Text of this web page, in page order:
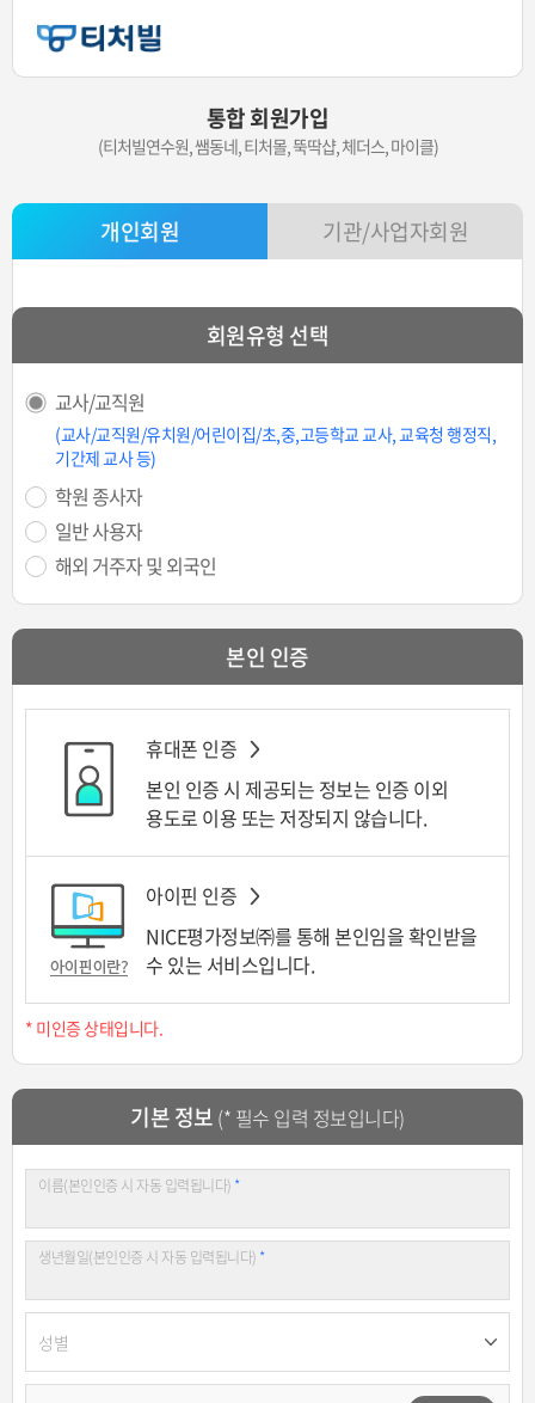
통합 회원가입
(티처빌연수원, 쌤동네, 티처몰, 뚝딱샵, 체더스, 마이클)
개인회원 기관/사업자회원
회원유형 선택
교사/교직원
(교사/교직원/유치원/어린이집/초,중,고등학교 교사, 교육청 행정직,
기간제 교사 등)
학원 종사자
일반 사용자
해외 거주자 및 외국인
본인 인증
휴대폰 인증
본인 인증 시 제공되는 정보는 인증 이외
용도로 이용 또는 저장되지 않습니다.
아이핀 인증
NICE평가정보㈜를 통해 본인임을 확인받을
수 있는 서비스입니다.
* 미인증 상태입니다.
기본 정보 (* 필수 입력 정보입니다)
이름(본인인증 시 자동 입력됩니다) *
생년월일(본인인증 시 자동 입력됩니다) *
성별